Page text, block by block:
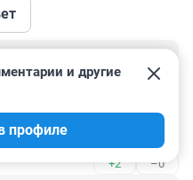
что они такие честные
то то найдут то
.
+2 –0
и другие
профиле